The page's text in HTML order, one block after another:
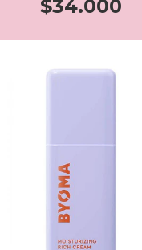
$34.000